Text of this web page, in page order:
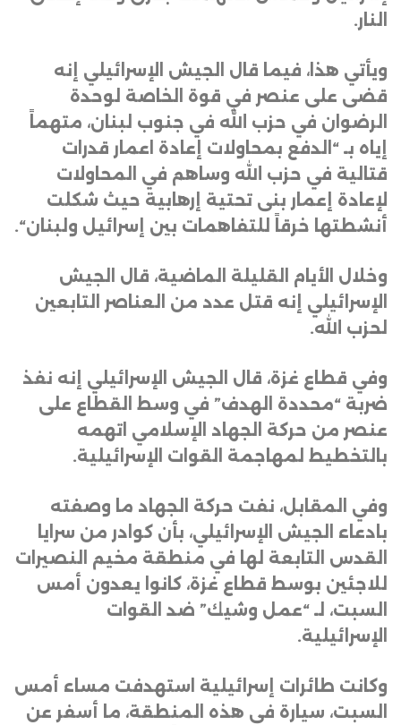
النار.
ويأتي هذا، فيما قال الجيش الإسرائيلي إنه
قضى على عنصر في قوة الخاصة لوحدة
الرضوان في حزب الله في جنوب لبنان، متهماً
إياه بـ “الدفع بمحاولات إعادة اعمار قدرات
قتالية في حزب الله وساهم في المحاولات
لإعادة إعمار بنى تحتية إرهابية حيث شكلت
أنشطتها خرقاً للتفاهمات بين إسرائيل ولبنان“.
وخلال الأيام القليلة الماضية، قال الجيش
الإسرائيلي إنه قتل عدد من العناصر التابعين
لحزب الله.
وفي قطاع غزة، قال الجيش الإسرائيلي إنه نفذ
ضربة “محددة الهدف” في وسط القطاع على
عنصر من حركة الجهاد الإسلامي اتهمه
بالتخطيط لمهاجمة القوات الإسرائيلية.
وفي المقابل، نفت حركة الجهاد ما وصفته
بادعاء الجيش الإسرائيلي، بأن كوادر من سرايا
القدس التابعة لها في منطقة مخيم النصيرات
للاجئين بوسط قطاع غزة، كانوا يعدون أمس
السبت، لـ “عمل وشيك” ضد القوات
الإسرائيلية.
وكانت طائرات إسرائيلية استهدفت مساء أمس
السبت، سيارة في هذه المنطقة، ما أسفر عن